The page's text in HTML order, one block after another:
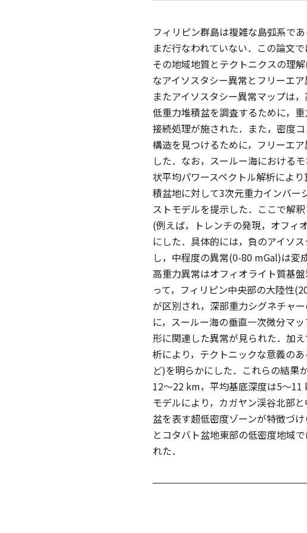
フィリピン群島は複雑な島弧系で
まだ行なわれていない．この論文
その地域地質とテクトニクスの理
なアイソスタシー異常とフリーエ
またアイソスタシー異常マップは
低重力堆積盆を調査するために，
接続処理が施された．また，密度
構造を見つけるために，フリーエ
した．なお，スールー海における
状平均パワースペクトル解析によ
積盆地に対して3次元重力インバー
ストモデルを提示した．ここで解
(例えば，トレンチの発現，オフィ
にした．具体的には，負のアイソ
し，中程度の異常(0-80 mGal)は変
高重力異常はオフィオライト質基
って，フィリピン中央部の大陸性
が区別され，深部重力シグネチャ
に，スールー海の垂直一次微分マ
形に関連した異常が見られた．加
析により，テクトニックな意義の
ど)を明らかにした．これらの結果
12〜22 km，平均基底深度は5〜
モデルにより，カガヤン渓谷北部
盆を表す超低密度ゾーンが特徴づ
とコタバト盆地東部の低密度地域
れた．